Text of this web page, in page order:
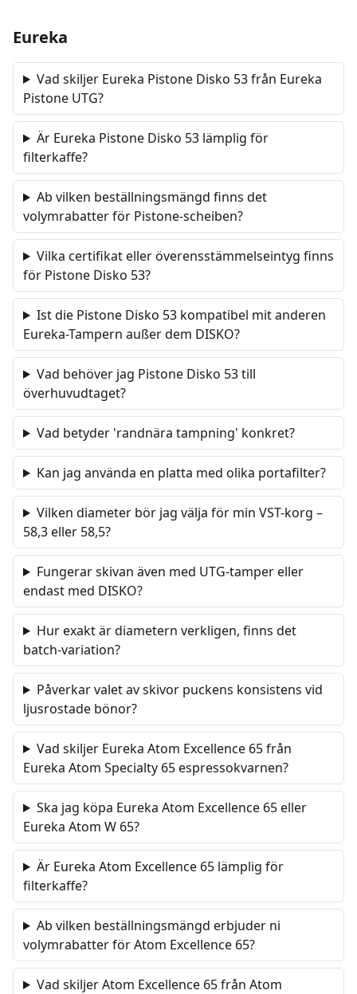
Eureka
Vad skiljer Eureka Pistone Disko 53 från Eureka
Pistone UTG?
Är Eureka Pistone Disko 53 lämplig för
filterkaffe?
Ab vilken beställningsmängd finns det
volymrabatter för Pistone-scheiben?
Vilka certifikat eller överensstämmelseintyg finns
för Pistone Disko 53?
Ist die Pistone Disko 53 kompatibel mit anderen
Eureka-Tampern außer dem DISKO?
Vad behöver jag Pistone Disko 53 till
överhuvudtaget?
Vad betyder 'randnära tampning' konkret?
Kan jag använda en platta med olika portafilter?
Vilken diameter bör jag välja för min VST-korg –
58,3 eller 58,5?
Fungerar skivan även med UTG-tamper eller
endast med DISKO?
Hur exakt är diametern verkligen, finns det
batch-variation?
Påverkar valet av skivor puckens konsistens vid
ljusrostade bönor?
Vad skiljer Eureka Atom Excellence 65 från
Eureka Atom Specialty 65 espressokvarnen?
Ska jag köpa Eureka Atom Excellence 65 eller
Eureka Atom W 65?
Är Eureka Atom Excellence 65 lämplig för
filterkaffe?
Ab vilken beställningsmängd erbjuder ni
volymrabatter för Atom Excellence 65?
Vad skiljer Atom Excellence 65 från Atom